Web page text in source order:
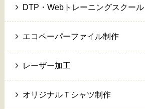
DTP・Webトレーニングスクール
エコペーパーファイル制作
レーザー加工
オリジナルＴシャツ制作